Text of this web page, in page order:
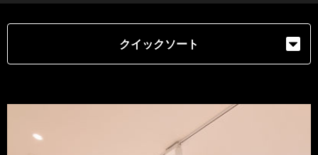
クイックソート